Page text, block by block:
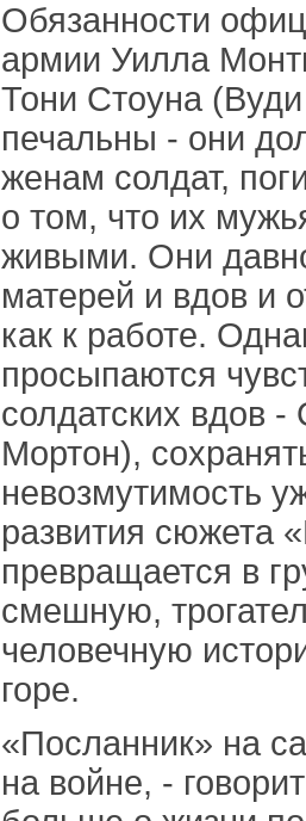
Обязанности
армии Уилла
Тони Стоуна
печальны - они
женам солдат,
о том, что их
живыми. Они
матерей и вдов и
как к работе.
просыпаются
солдатских вдов
Мортон),
невозмутимость
развития сюжета
превращается в
смешную,
человечную
горе.
«Посланник» на
на войне, -